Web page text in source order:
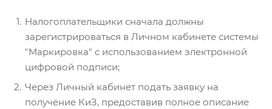
Налогоплательщики сначала должны
зарегистрироваться в Личном кабинете системы
"Маркировка" с использованием электронной
цифровой подписи;
Через Личный кабинет подать заявку на
получение КиЗ, предоставив полное описание